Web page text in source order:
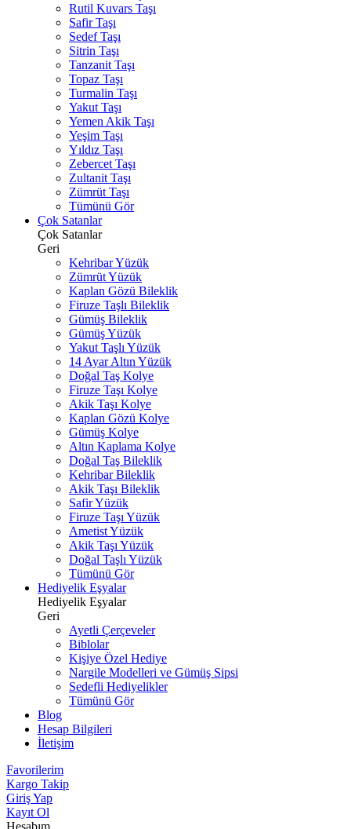
Rutil Kuvars Taşı
Safir Taşı
Sedef Taşı
Sitrin Taşı
Tanzanit Taşı
Topaz Taşı
Turmalin Taşı
Yakut Taşı
Yemen Akik Taşı
Yeşim Taşı
Yıldız Taşı
Zebercet Taşı
Zultanit Taşı
Zümrüt Taşı
Tümünü Gör
Çok Satanlar
Çok Satanlar
Geri
Kehribar Yüzük
Zümrüt Yüzük
Kaplan Gözü Bileklik
Firuze Taşlı Bileklik
Gümüş Bileklik
Gümüş Yüzük
Yakut Taşlı Yüzük
14 Ayar Altın Yüzük
Doğal Taş Kolye
Firuze Taşı Kolye
Akik Taşı Kolye
Kaplan Gözü Kolye
Gümüş Kolye
Altın Kaplama Kolye
Doğal Taş Bileklik
Kehribar Bileklik
Akik Taşı Bileklik
Safir Yüzük
Firuze Taşı Yüzük
Ametist Yüzük
Akik Taşı Yüzük
Doğal Taşlı Yüzük
Tümünü Gör
Hediyelik Eşyalar
Hediyelik Eşyalar
Geri
Ayetli Çerçeveler
Biblolar
Kişiye Özel Hediye
Nargile Modelleri ve Gümüş Sipsi
Sedefli Hediyelikler
Tümünü Gör
Blog
Hesap Bilgileri
İletişim
Favorilerim
Kargo Takip
Giriş Yap
Kayıt Ol
Hesabım